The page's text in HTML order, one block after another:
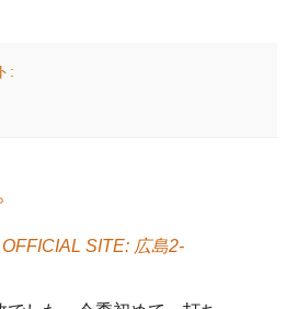
:
SITE: 広島2-